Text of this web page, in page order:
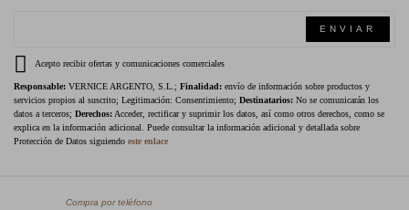
ENVIAR
Acepto recibir ofertas y comunicaciones comerciales
Responsable: VERNICE ARGENTO, S.L.; Finalidad: envío de información sobre productos y
servicios propios al suscrito; Legitimación: Consentimiento; Destinatarios: No se comunicarán los
datos a terceros; Derechos: Acceder, rectificar y suprimir los datos, así como otros derechos, como se
explica en la información adicional. Puede consultar la información adicional y detallada sobre
Protección de Datos siguiendo este enlace
Compra por teléfono